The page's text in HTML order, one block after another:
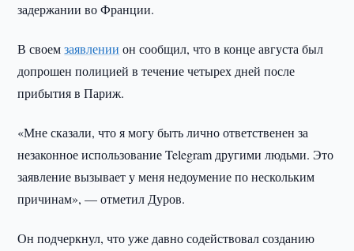
задержании во Франции.
В своемзаявлении он сообщил, что в конце августа был
допрошен полицией в течение четырех дней после
прибытия в Париж.
«Мне сказали, что я могу быть лично ответственен за
незаконное использование Telegram другими людьми. Это
заявление вызывает у меня недоумение по нескольким
причинам», — отметил Дуров.
Он подчеркнул, что уже давно содействовал созданию